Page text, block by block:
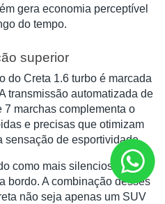
gera economia perceptível
do tempo.
superior
do Creta 1.6 turbo é marcada
transmissão automatizada de
marchas complementa o
e precisas que otimizam
sensação de esportividade.
como mais silencioso e
bordo. A combinação desses
não seja apenas um SUV